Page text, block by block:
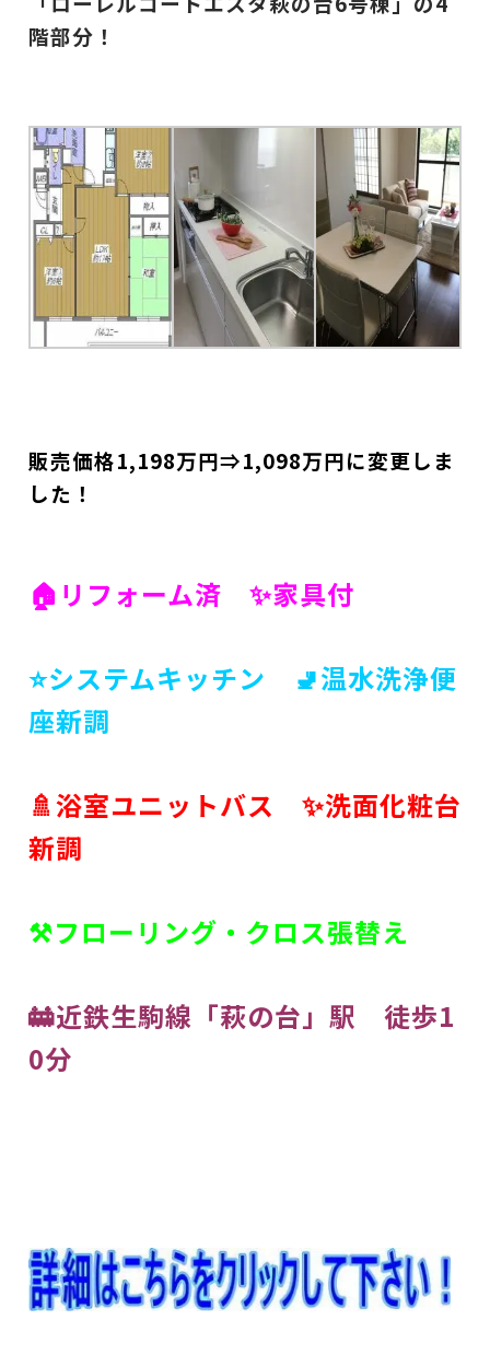
階部分！
販売価格1,198万円⇒1,098万円に変更しま
した！
🏠リフォーム済 ✨家具付
⭐システムキッチン 🚽温水洗浄便
座新調
🚿浴室ユニットバス ✨洗面化粧台
新調
⚒フローリング・クロス張替え
🚋近鉄生駒線「萩の台」駅 徒歩1
0分